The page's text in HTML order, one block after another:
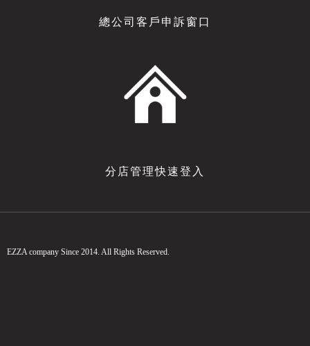
總公司客戶申訴窗口
分店管理快速登入
EZZA company Since 2014. All Rights Reserved.